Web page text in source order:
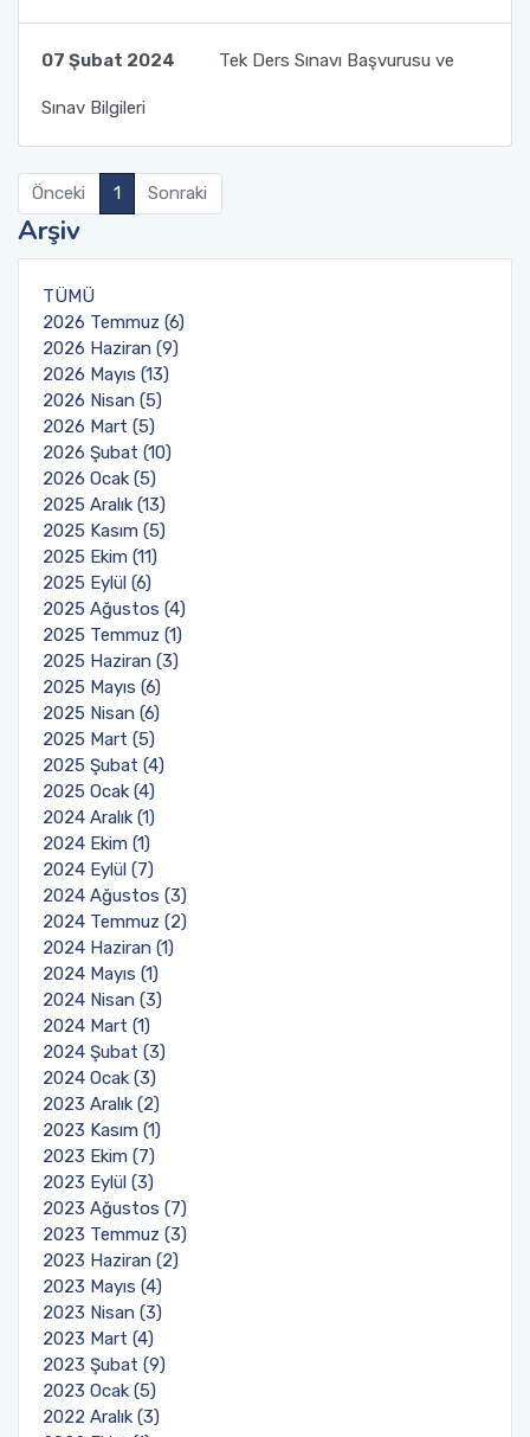
07 Şubat 2024 Tek Ders Sınavı Başvurusu ve
Sınav Bilgileri
Önceki 1 Sonraki
Arşiv
TÜMÜ
2026 Temmuz (6)
2026 Haziran (9)
2026 Mayıs (13)
2026 Nisan (5)
2026 Mart (5)
2026 Şubat (10)
2026 Ocak (5)
2025 Aralık (13)
2025 Kasım (5)
2025 Ekim (11)
2025 Eylül (6)
2025 Ağustos (4)
2025 Temmuz (1)
2025 Haziran (3)
2025 Mayıs (6)
2025 Nisan (6)
2025 Mart (5)
2025 Şubat (4)
2025 Ocak (4)
2024 Aralık (1)
2024 Ekim (1)
2024 Eylül (7)
2024 Ağustos (3)
2024 Temmuz (2)
2024 Haziran (1)
2024 Mayıs (1)
2024 Nisan (3)
2024 Mart (1)
2024 Şubat (3)
2024 Ocak (3)
2023 Aralık (2)
2023 Kasım (1)
2023 Ekim (7)
2023 Eylül (3)
2023 Ağustos (7)
2023 Temmuz (3)
2023 Haziran (2)
2023 Mayıs (4)
2023 Nisan (3)
2023 Mart (4)
2023 Şubat (9)
2023 Ocak (5)
2022 Aralık (3)
Fotoğraf Galerisi
Değişim Programları
Mezun Bilgi Sistemi
Aday Öğrenci
Danışmanlıklar